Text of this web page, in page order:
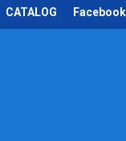
CATALOG Facebook